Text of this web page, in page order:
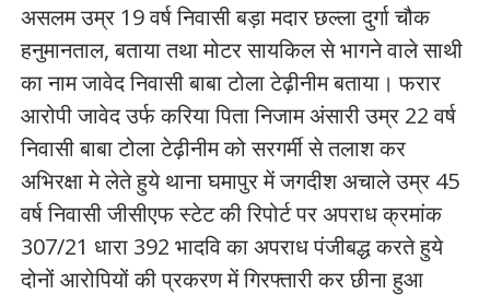
असलम उम्र 19 वर्ष निवासी बड़ा मदार छल्ला दुर्गा चौक
हनुमानताल, बताया तथा मोटर सायकिल से भागने वाले साथी
का नाम जावेद निवासी बाबा टोला टेढ़ीनीम बताया। फरार
आरोपी जावेद उर्फ करिया पिता निजाम अंसारी उम्र 22 वर्ष
निवासी बाबा टोला टेढ़ीनीम को सरगर्मी से तलाश कर
अभिरक्षा मे लेते हुये थाना घमापुर में जगदीश अचाले उम्र 45
वर्ष निवासी जीसीएफ स्टेट की रिपोर्ट पर अपराध क्रमांक
307/21 धारा 392 भादवि का अपराध पंजीबद्ध करते हुये
दोनों आरोपियों की प्रकरण में गिरफ्तारी कर छीना हुआ